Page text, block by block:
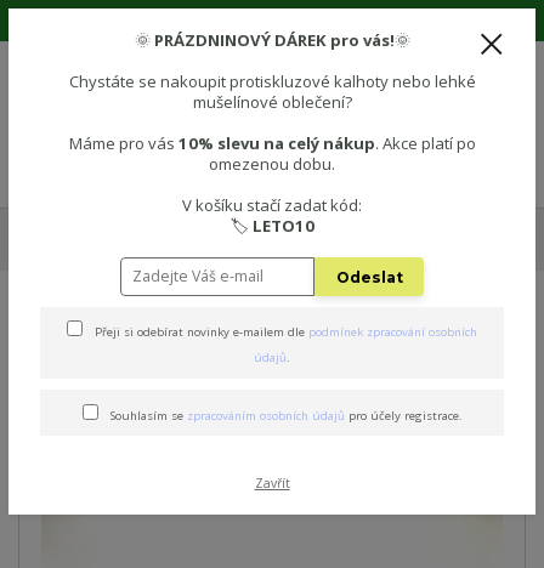
🧦 PROTISKLUZOVÉ PONOŽKY
Protiskluzové dětské ponožky -
Protiskluzové dětské
ponožky - DINOSAURUS
🌞 PRÁZDNINOVÝ DÁREK pro vás!🌞
Chystáte se nakoupit protiskluzové kalhoty nebo lehké
mušelínové oblečení?
Máme pro vás 10% slevu na celý nákup. Akce platí po
omezenou dobu.
V košíku stačí zadat kód:
🏷️ LETO10
Odeslat
Přeji si odebírat novinky e-mailem dle podmínek zpracování osobních
údajů.
Souhlasím se zpracováním osobních údajů pro účely registrace.
Zavřít